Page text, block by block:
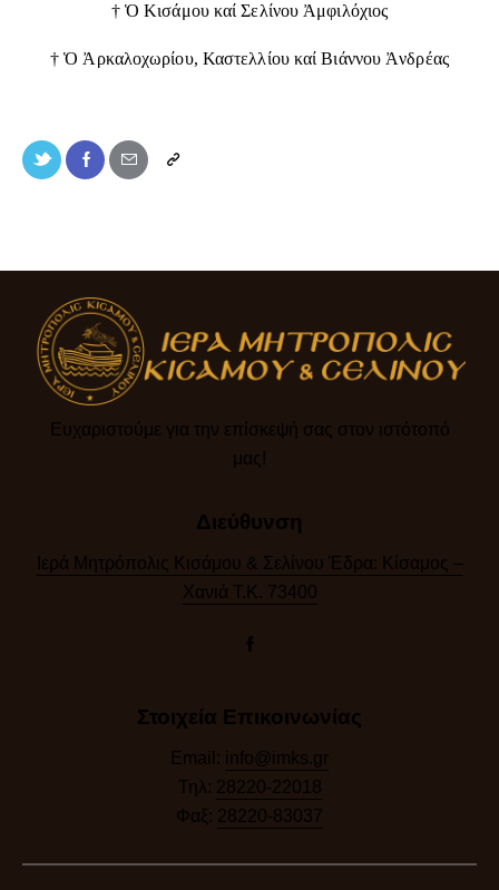
† Ὁ Κισάμου καί Σελίνου Ἀμφιλόχιος
† Ὁ Ἀρκαλοχωρίου, Καστελλίου καί Βιάννου Ἀνδρέας
Ευχαριστούμε για την επίσκεψή σας στον ιστότοπό
μας!​
Διεύθυνση
Ιερά Μητρόπολις Κισάμου & Σελίνου Έδρα: Κίσαμος –
Χανιά Τ.Κ. 73400
Στοιχεία Επικοινωνίας
Email: info@imks.gr
Τηλ: 28220-22018
Φαξ: 28220-83037